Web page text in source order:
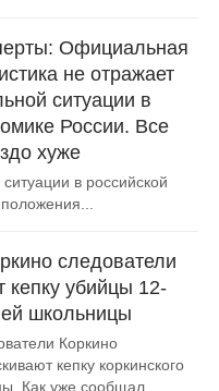
Официальная
не отражает
ситуации в
России. Все
хуже
в российской
следователи
кепку убийцы 12-
школьницы
Коркино
кепку коркинского
Как уже сообщал